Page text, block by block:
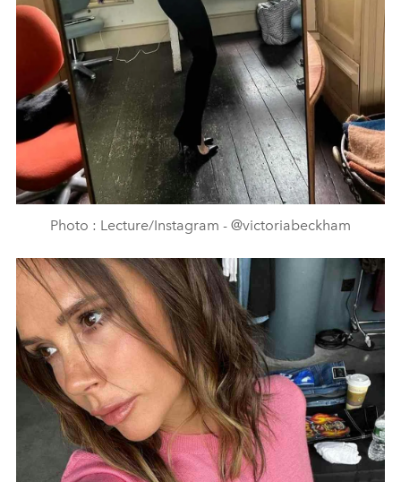
Photo : Lecture/Instagram - @victoriabeckham